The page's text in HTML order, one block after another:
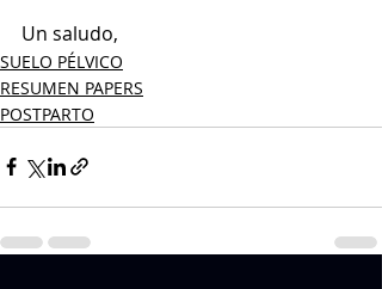
Un saludo,
SUELO PÉLVICO
RESUMEN PAPERS
POSTPARTO